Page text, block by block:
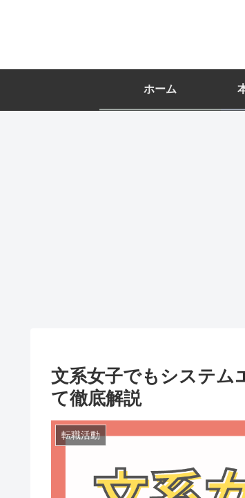
ホーム
文系女子でもシステム
て徹底解説
転職活動